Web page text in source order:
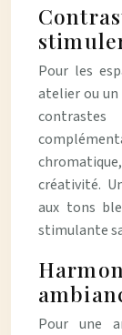
Pour les
atelier ou un
créativité.
aux tons
stimulante
Pour une